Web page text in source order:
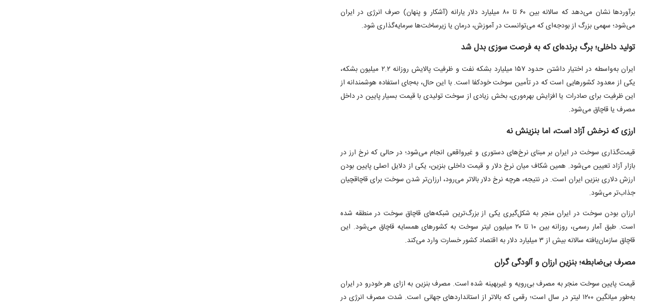
برآورد‌ها نشان می‌دهد که سالانه بین ۶۰ تا ۸۰ میلیارد دلار یارانه (آشکار و پنهان) صرف انرژی در ایران
می‌شود؛ سهمی بزرگ از بودجه‌ای که می‌توانست در آموزش، درمان یا زیرساخت‌ها سرمایه‌گذاری شود.
تولید داخلی؛ برگ برنده‌ای که به فرصت سوزی بدل شد
ایران به‌واسطه در اختیار داشتن حدود ۱۵۷ میلیارد بشکه نفت و ظرفیت پالایش روزانه ۲.۲ میلیون بشکه،
یکی از معدود کشور‌هایی است که در تأمین سوخت خودکفا است. با این حال، به‌جای استفاده هوشمندانه از
این ظرفیت برای صادرات یا افزایش بهره‌وری، بخش زیادی از سوخت تولیدی با قیمت بسیار پایین در داخل
مصرف یا قاچاق می‌شود.
ارزی که نرخش آزاد است، اما بنزینش نه
قیمت‌گذاری سوخت در ایران بر مبنای نرخ‌های دستوری و غیرواقعی انجام می‌شود؛ در حالی که نرخ ارز در
بازار آزاد تعیین می‌شود. همین شکاف میان نرخ دلار و قیمت داخلی بنزین، یکی از دلایل اصلی پایین بودن
ارزش دلاری بنزین ایران است. در نتیجه، هرچه نرخ دلار بالاتر می‌رود، ارزان‌تر شدن سوخت برای قاچاقچیان
جذاب‌تر می‌شود.
ارزان بودن سوخت در ایران منجر به شکل‌گیری یکی از بزرگ‌ترین شبکه‌های قاچاق سوخت در منطقه شده
است. طبق آمار رسمی، روزانه بین ۱۰ تا ۲۰ میلیون لیتر سوخت به کشور‌های همسایه قاچاق می‌شود. این
قاچاق سازمان‌یافته سالانه بیش از ۳ میلیارد دلار به اقتصاد کشور خسارت وارد می‌کند.
مصرف بی‌ضابطه؛ بنزین ارزان و آلودگی گران
قیمت پایین سوخت منجر به مصرف بی‌رویه و غیربهینه شده است. مصرف بنزین به ازای هر خودرو در ایران
به‌طور میانگین ۱۲۰۰ لیتر در سال است؛ رقمی که بالاتر از استاندارد‌های جهانی است. شدت مصرف انرژی در